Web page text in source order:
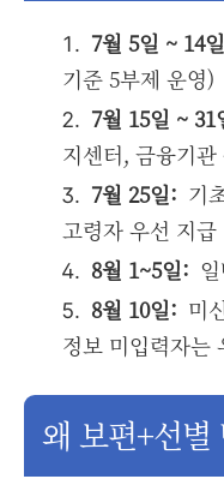
7월 5일 ~ 14
기준 5부제 운영)
7월 15일 ~ 31
지센터, 금융기관
7월 25일: 기
고령자 우선 지급
8월 1~5일:
8월 10일: 미
정보 미입력자는
왜 보편+선별